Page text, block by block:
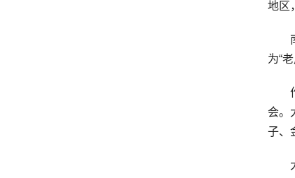
地区
南
为“
作
会。
子、
大